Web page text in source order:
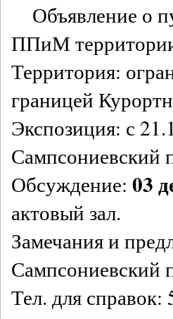
Объявление о
ППиМ
Территория:
границей
Экспозиция: с
Сампсониевский
Обсуждение: 03
актовый зал.
Замечания и
Сампсониевский
Тел. для справок: